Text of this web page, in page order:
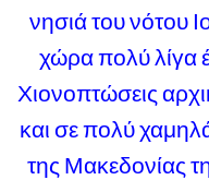
νησιά του νότου
χώρα πολύ λίγα
Χιονοπτώσεις
και σε πολύ
της Μακεδονίας